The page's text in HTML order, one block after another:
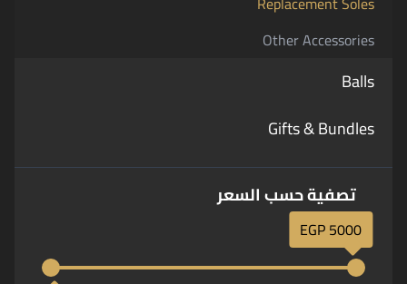
Other Accessories
Balls
Gifts & Bundles
تصفية حسب السعر
5000 EGP